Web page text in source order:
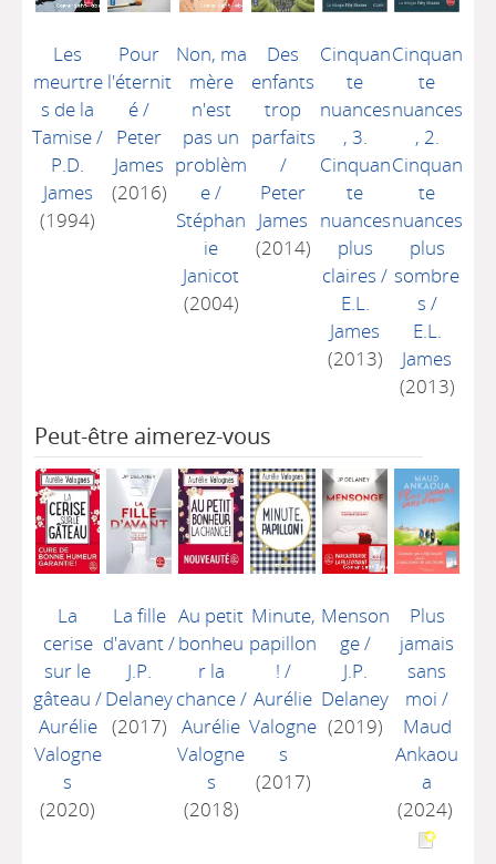
Les
meurtre
s de la
Tamise/
P.D.
James
(1994)
Pour
l'éternit
é/
Peter
James
(2016)
Non, ma
mère
n'est
pas un
problèm
e/
Stéphan
ie
Janicot
(2004)
Des
enfants
trop
parfaits
/
Peter
James
(2014)
Cinquan
te
nuances
, 3.
Cinquan
te
nuances
plus
claires /
E.L.
James
(2013)
Cinquan
te
nuances
, 2.
Cinquan
te
nuances
plus
sombre
s /
E.L.
James
(2013)
Peut-être aimerez-vous
La
cerise
sur le
gâteau /
Aurélie
Valogne
s
(2020)
La fille
d'avant/
J.P.
Delaney
(2017)
Au petit
bonheu
r la
chance/
Aurélie
Valogne
s
(2018)
Minute,
papillon
! /
Aurélie
Valogne
s
(2017)
Menson
ge/
J.P.
Delaney
(2019)
Plus
jamais
sans
moi /
Maud
Ankaou
a
(2024)